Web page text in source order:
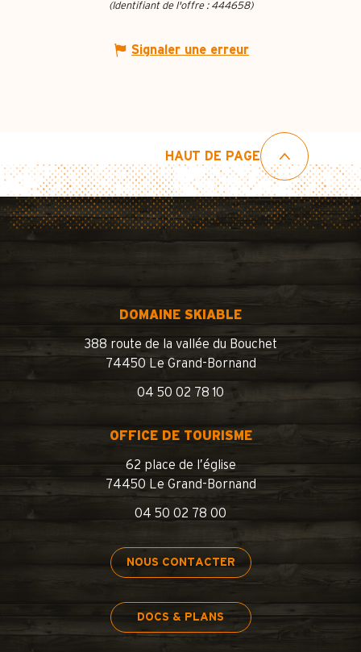
(Identifiant de l'offre : 444658)
Signaler une erreur
HAUT DE PAGE
DOMAINE SKIABLE
388 route de la vallée du Bouchet
74450 Le Grand-Bornand
04 50 02 78 10
OFFICE DE TOURISME
62 place de l’église
74450 Le Grand-Bornand
04 50 02 78 00
NOUS CONTACTER
DOCS & PLANS